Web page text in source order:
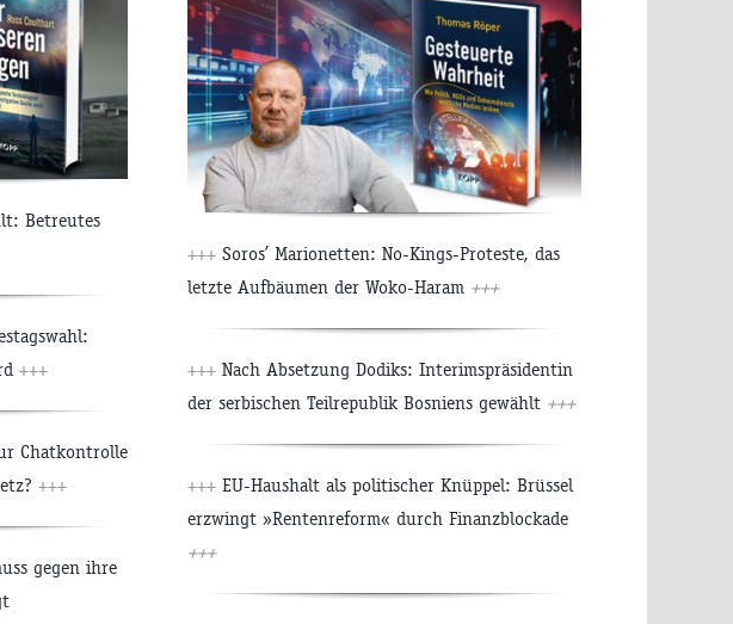
Betreutes
+++
Chatkontrolle
+++
gegen ihre
+++ Soros’ Marionetten: No-Kings-Proteste, das
letzte Aufbäumen der Woko-Haram +++
+++ Nach Absetzung Dodiks: Interimspräsidentin
der serbischen Teilrepublik Bosniens gewählt +++
+++ EU-Haushalt als politischer Knüppel: Brüssel
erzwingt »Rentenreform« durch Finanzblockade
+++